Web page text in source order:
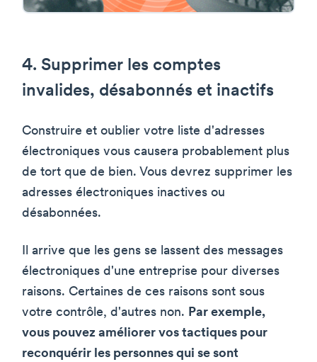
4. Supprimer les comptes
invalides, désabonnés et inactifs
Construire et oublier votre liste d'adresses
électroniques vous causera probablement plus
de tort que de bien. Vous devrez supprimer les
adresses électroniques inactives ou
désabonnées.
Il arrive que les gens se lassent des messages
électroniques d'une entreprise pour diverses
raisons. Certaines de ces raisons sont sous
votre contrôle, d'autres non. Par exemple,
vous pouvez améliorer vos tactiques pour
reconquérir les personnes qui se sont